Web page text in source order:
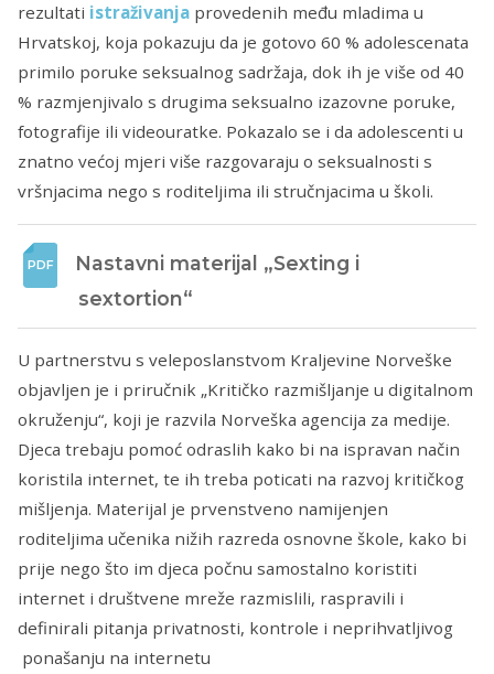
rezultati istraživanja provedenih među mladima u
Hrvatskoj, koja pokazuju da je gotovo 60 % adolescenata
primilo poruke seksualnog sadržaja, dok ih je više od 40
% razmjenjivalo s drugima seksualno izazovne poruke,
fotografije ili videouratke. Pokazalo se i da adolescenti u
znatno većoj mjeri više razgovaraju o seksualnosti s
vršnjacima nego s roditeljima ili stručnjacima u školi.
Nastavni materijal „Sexting i
sextortion“
U partnerstvu s veleposlanstvom Kraljevine Norveške
objavljen je i priručnik „Kritičko razmišljanje u digitalnom
okruženju“, koji je razvila Norveška agencija za medije.
Djeca trebaju pomoć odraslih kako bi na ispravan način
koristila internet, te ih treba poticati na razvoj kritičkog
mišljenja. Materijal je prvenstveno namijenjen
roditeljima učenika nižih razreda osnovne škole, kako bi
prije nego što im djeca počnu samostalno koristiti
internet i društvene mreže razmislili, raspravili i
definirali pitanja privatnosti, kontrole i neprihvatljivog
ponašanju na internetu